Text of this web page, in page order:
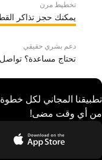
تخطيط مرن
يمكنك حجز تذاكر
دعم بشري حقيقي
تحتاج مساعدة؟ تواصل
تطبيقنا المجاني لكل
من أي وقت مضى!